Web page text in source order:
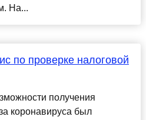
На...
по проверке налоговой
получения
коронавируса был